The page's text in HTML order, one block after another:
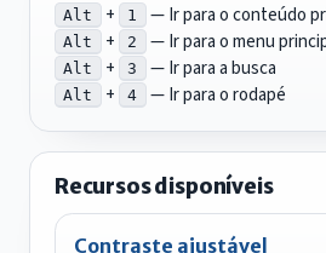
Alt + 1 — Ir para o conteúdo
Alt + 2 — Ir para o menu
Alt + 3 — Ir para a busca
Alt + 4 — Ir para o rodapé
Recursos disponíveis
Contraste ajustável